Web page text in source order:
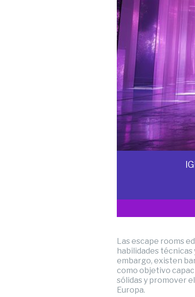
Las escape rooms
habilidades técnicas
embargo, existen
como objetivo
sólidas y promover
Europa.